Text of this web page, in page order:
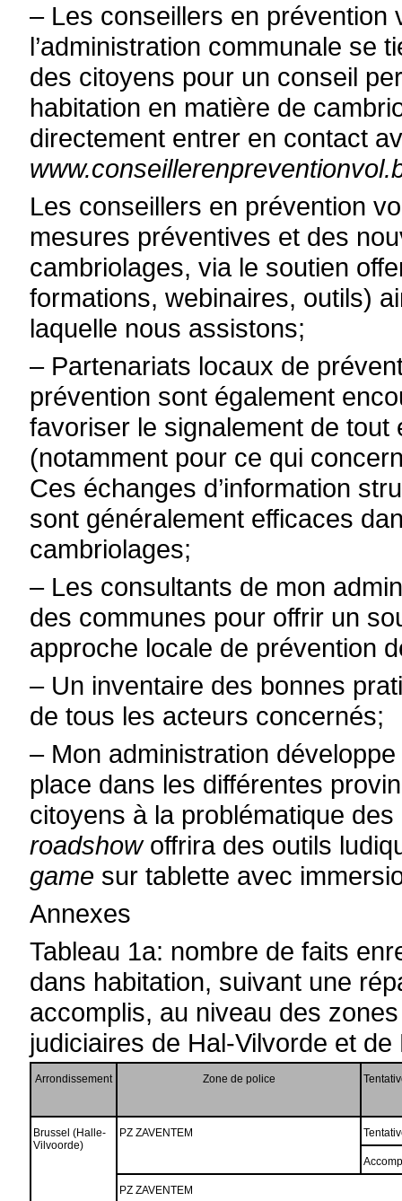
– Les conseillers en
l’administration communale se
des citoyens pour un conseil
habitation en matière de
directement entrer en contact
Les conseillers en prévention
mesures préventives et des
cambriolages, via le soutien
formations, webinaires, outils)
laquelle nous assistons;
– Partenariats locaux de
prévention sont également
favoriser le signalement de
(notamment pour ce qui
Ces échanges d’information
sont généralement efficaces
cambriolages;
– Les consultants de mon
des communes pour offrir un
approche locale de prévention
– Un inventaire des bonnes
de tous les acteurs concernés;
– Mon administration
place dans les différentes
citoyens à la problématique
roadshow offrira des outils
game sur tablette avec
Annexes
Tableau 1a: nombre de faits
dans habitation, suivant une
accomplis, au niveau des
judiciaires de Hal-Vilvorde et de
Arrondissement Zone de police
Brussel (Halle-
Vilvoorde)
PZ ZAVENTEM
PZ ZAVENTEM